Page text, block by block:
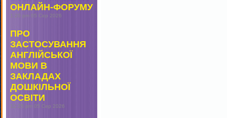
ОНЛАЙН-ФОРУМУ
1:20 pm 05 Сер 2026
ПРО
ЗАСТОСУВАННЯ
АНГЛІЙСЬКОЇ
МОВИ В
ЗАКЛАДАХ
ДОШКІЛЬНОЇ
ОСВІТИ
12:25 pm 05 Сер 2026